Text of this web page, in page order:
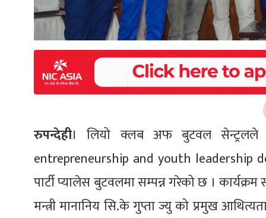
रुपन्देही। लियो क्लब अफ बुटवल सेन्ट्रलले
entrepreneurship and youth leadership
पार्टी प्यालेस बुटवलमा सम्पन्न गरेको छ ।
मन्त्री मानानिय सि.के गुप्ता ज्यु को प्रमुख